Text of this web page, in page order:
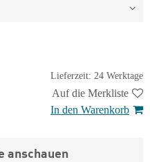
Lieferzeit: 24 Werktage
Auf die Merkliste
In den Warenkorb
anschauen